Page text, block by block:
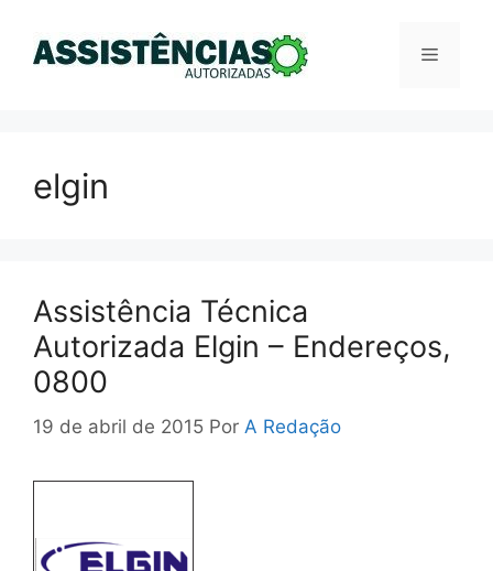
Menu
elgin
Assistência Técnica
Autorizada Elgin – Endereços,
0800
19 de abril de 2015 Por A Redação